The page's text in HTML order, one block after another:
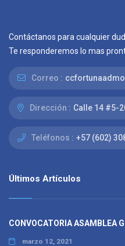
Contáctanos para cualquier
Te responderemos lo mas
Correo :
Dirección : Calle 14 #5-
Teléfonos : +57 (602)
Últimos Artículos
CONVOCATORIA ASAMBLEA
marzo 12, 2021